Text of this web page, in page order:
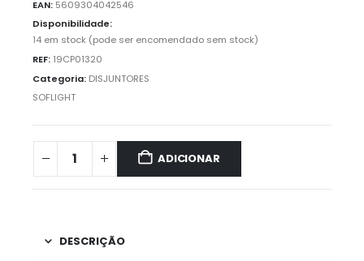
EAN: 5609304042546
Disponibilidade:
14 em stock (pode ser encomendado sem stock)
REF: 19CP01320
Categoria: DISJUNTORES
SOFLIGHT
ADICIONAR
DESCRIÇÃO